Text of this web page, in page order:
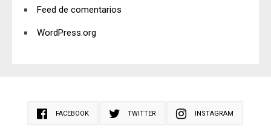
Feed de comentarios
WordPress.org
FACEBOOK TWITTER INSTAGRAM